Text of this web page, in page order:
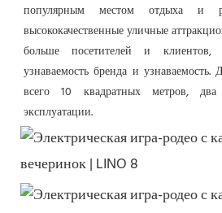
популярным местом отдыха и
высококачественные уличные
больше посетителей и
узнаваемость бренда и узнаваемость.
всего 10 квадратных метров, два
эксплуатации.